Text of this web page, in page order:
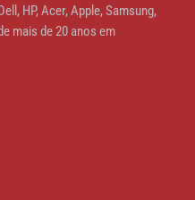
HP, Acer, Apple, Samsung,
mais de 20 anos em